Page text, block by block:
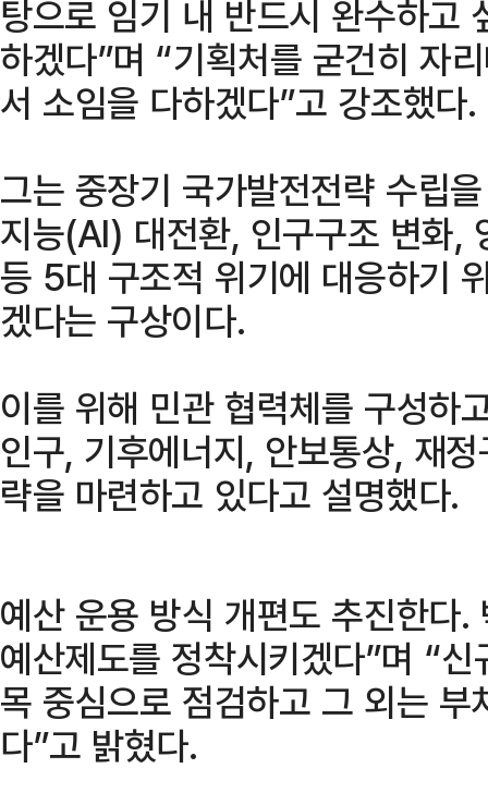
탕으로 임기 내 반드시 완수하고
하겠다”며 “기획처를 굳건히 자
서 소임을 다하겠다”고 강조했다.
그는 중장기 국가발전전략 수립
지능(AI) 대전환, 인구구조 변화,
등 5대 구조적 위기에 대응하기
겠다는 구상이다.
이를 위해 민관 협력체를 구성하
인구, 기후에너지, 안보통상, 재
략을 마련하고 있다고 설명했다.
예산 운용 방식 개편도 추진한다
예산제도를 정착시키겠다”며 “
목 중심으로 점검하고 그 외는
다”고 밝혔다.